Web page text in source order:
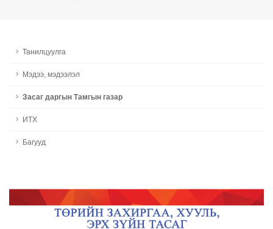
Танилцуулга
Мэдээ, мэдээлэл
Засаг даргын Тамгын газар
ИТХ
Багууд